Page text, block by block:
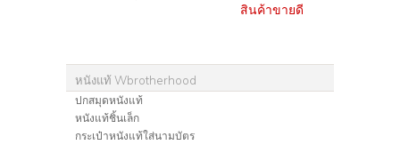
สินค้าขายดี
หนังแท้ Wbrotherhood
ปกสมุดหนังแท้
หนังแท้ชิ้นเล็ก
กระเป๋าหนังแท้ใส่นามบัตร